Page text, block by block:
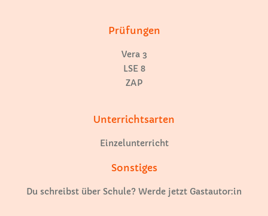
Prüfungen
Vera 3
LSE 8
ZAP
Unterrichtsarten
Einzelunterricht
Sonstiges
Du schreibst über Schule? Werde jetzt Gastautor:in